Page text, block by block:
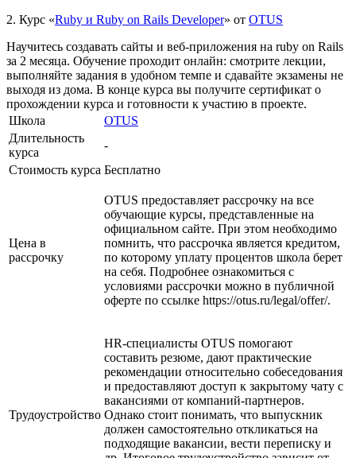
2. Курс «Ruby и Ruby on Rails Developer» от OTUS
Научитесь создавать сайты и веб-приложения на ruby on Rails
за 2 месяца. Обучение проходит онлайн: смотрите лекции,
выполняйте задания в удобном темпе и сдавайте экзамены не
выходя из дома. В конце курса вы получите сертификат о
прохождении курса и готовности к участию в проекте.
Школа
OTUS
Длительность
курса
-
Стоимость курса Бесплатно
Цена в
рассрочку
OTUS предоставляет рассрочку на все
обучающие курсы, представленные на
официальном сайте. При этом необходимо
помнить, что рассрочка является кредитом,
по которому уплату процентов школа берет
на себя. Подробнее ознакомиться с
условиями рассрочки можно в публичной
оферте по ссылке https://otus.ru/legal/offer/.
Трудоустройство
HR-специалисты OTUS помогают
составить резюме, дают практические
рекомендации относительно собеседования
и предоставляют доступ к закрытому чату с
вакансиями от компаний-партнеров.
Однако стоит понимать, что выпускник
должен самостоятельно откликаться на
подходящие вакансии, вести переписку и